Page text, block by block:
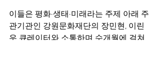
이들은 평화·생태·미래라는 주제 아래 주
관기관인 강원문화재단의 장민현, 이린
우 큐레이터와 소통하며 수개월에 걸쳐